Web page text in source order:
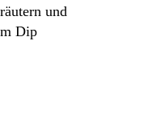
und
Dip